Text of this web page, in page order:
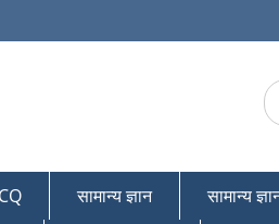
सामान्य ज्ञान सामान्य